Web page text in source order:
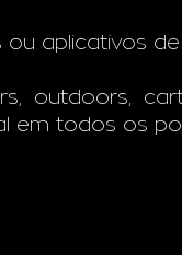
aplicativos
outdoors,
em todos os